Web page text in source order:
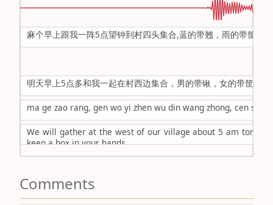
default
mandarin
roman
english
麻个早上跟我一阵5点望钟到村四头集合,蓝的带翘，雨的带筐
明天早上5点多和我一起在村西边集合，男的带锹，女的带筐
ma ge zao rang, gen wo yi zhen wu din wang zhong, cen si
We will gather at the west of our village about 5 am
keep a box in your hands
Comments